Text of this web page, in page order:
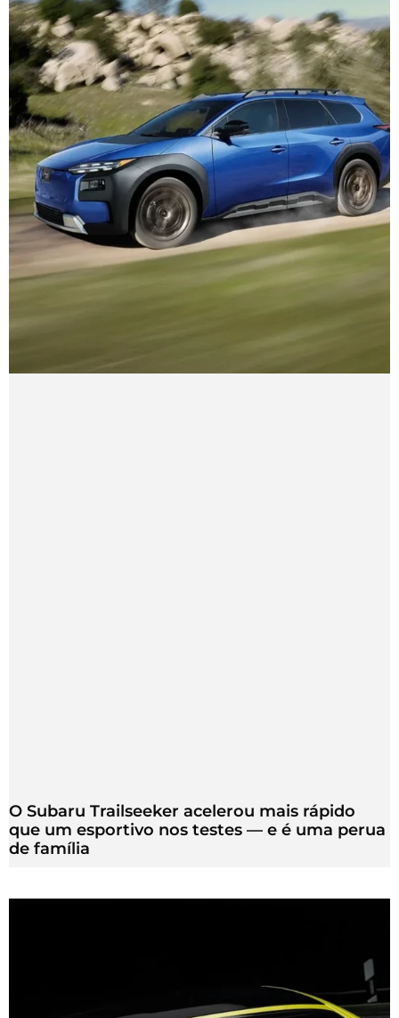
O Subaru Trailseeker acelerou mais rápido
que um esportivo nos testes — e é uma perua
de família